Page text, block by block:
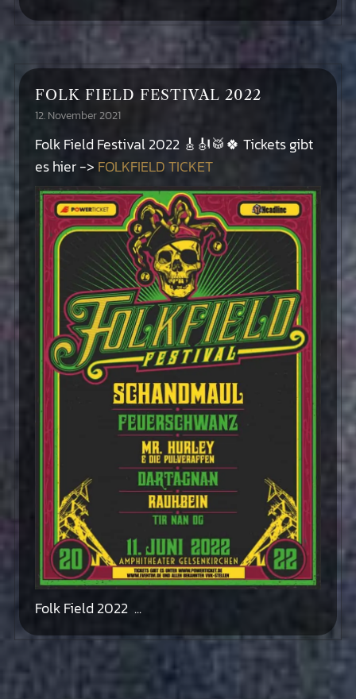
FOLK FIELD FESTIVAL 2022
12. November 2021
Folk Field Festival 2022 🎸🎻🥁🍀 Tickets gibt
es hier -> FOLKFIELD TICKET
Folk Field 2022 ...